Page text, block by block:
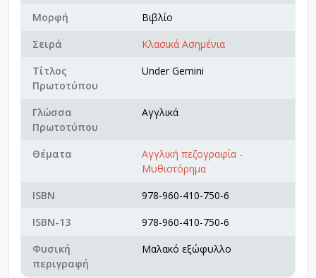
Μορφή
Βιβλίο
Σειρά
Κλασικά Ασημένια
Τίτλος
Πρωτοτύπου
Under Gemini
Γλώσσα
Πρωτοτύπου
Αγγλικά
Θέματα
Αγγλική πεζογραφία -
Μυθιστόρημα
ISBN
978-960-410-750-6
ISBN-13
978-960-410-750-6
Φυσική
περιγραφή
Μαλακό εξώφυλλο